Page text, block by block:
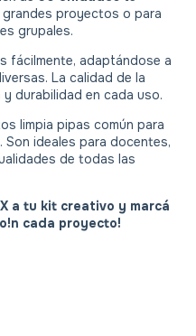
proyectos o para
grupales.
fácilmente, adaptándose a
La calidad de la
durabilidad en cada uso.
limpia pipas común para
Son ideales para docentes,
de todas las
a tu kit creativo y marcá
n cada proyecto!